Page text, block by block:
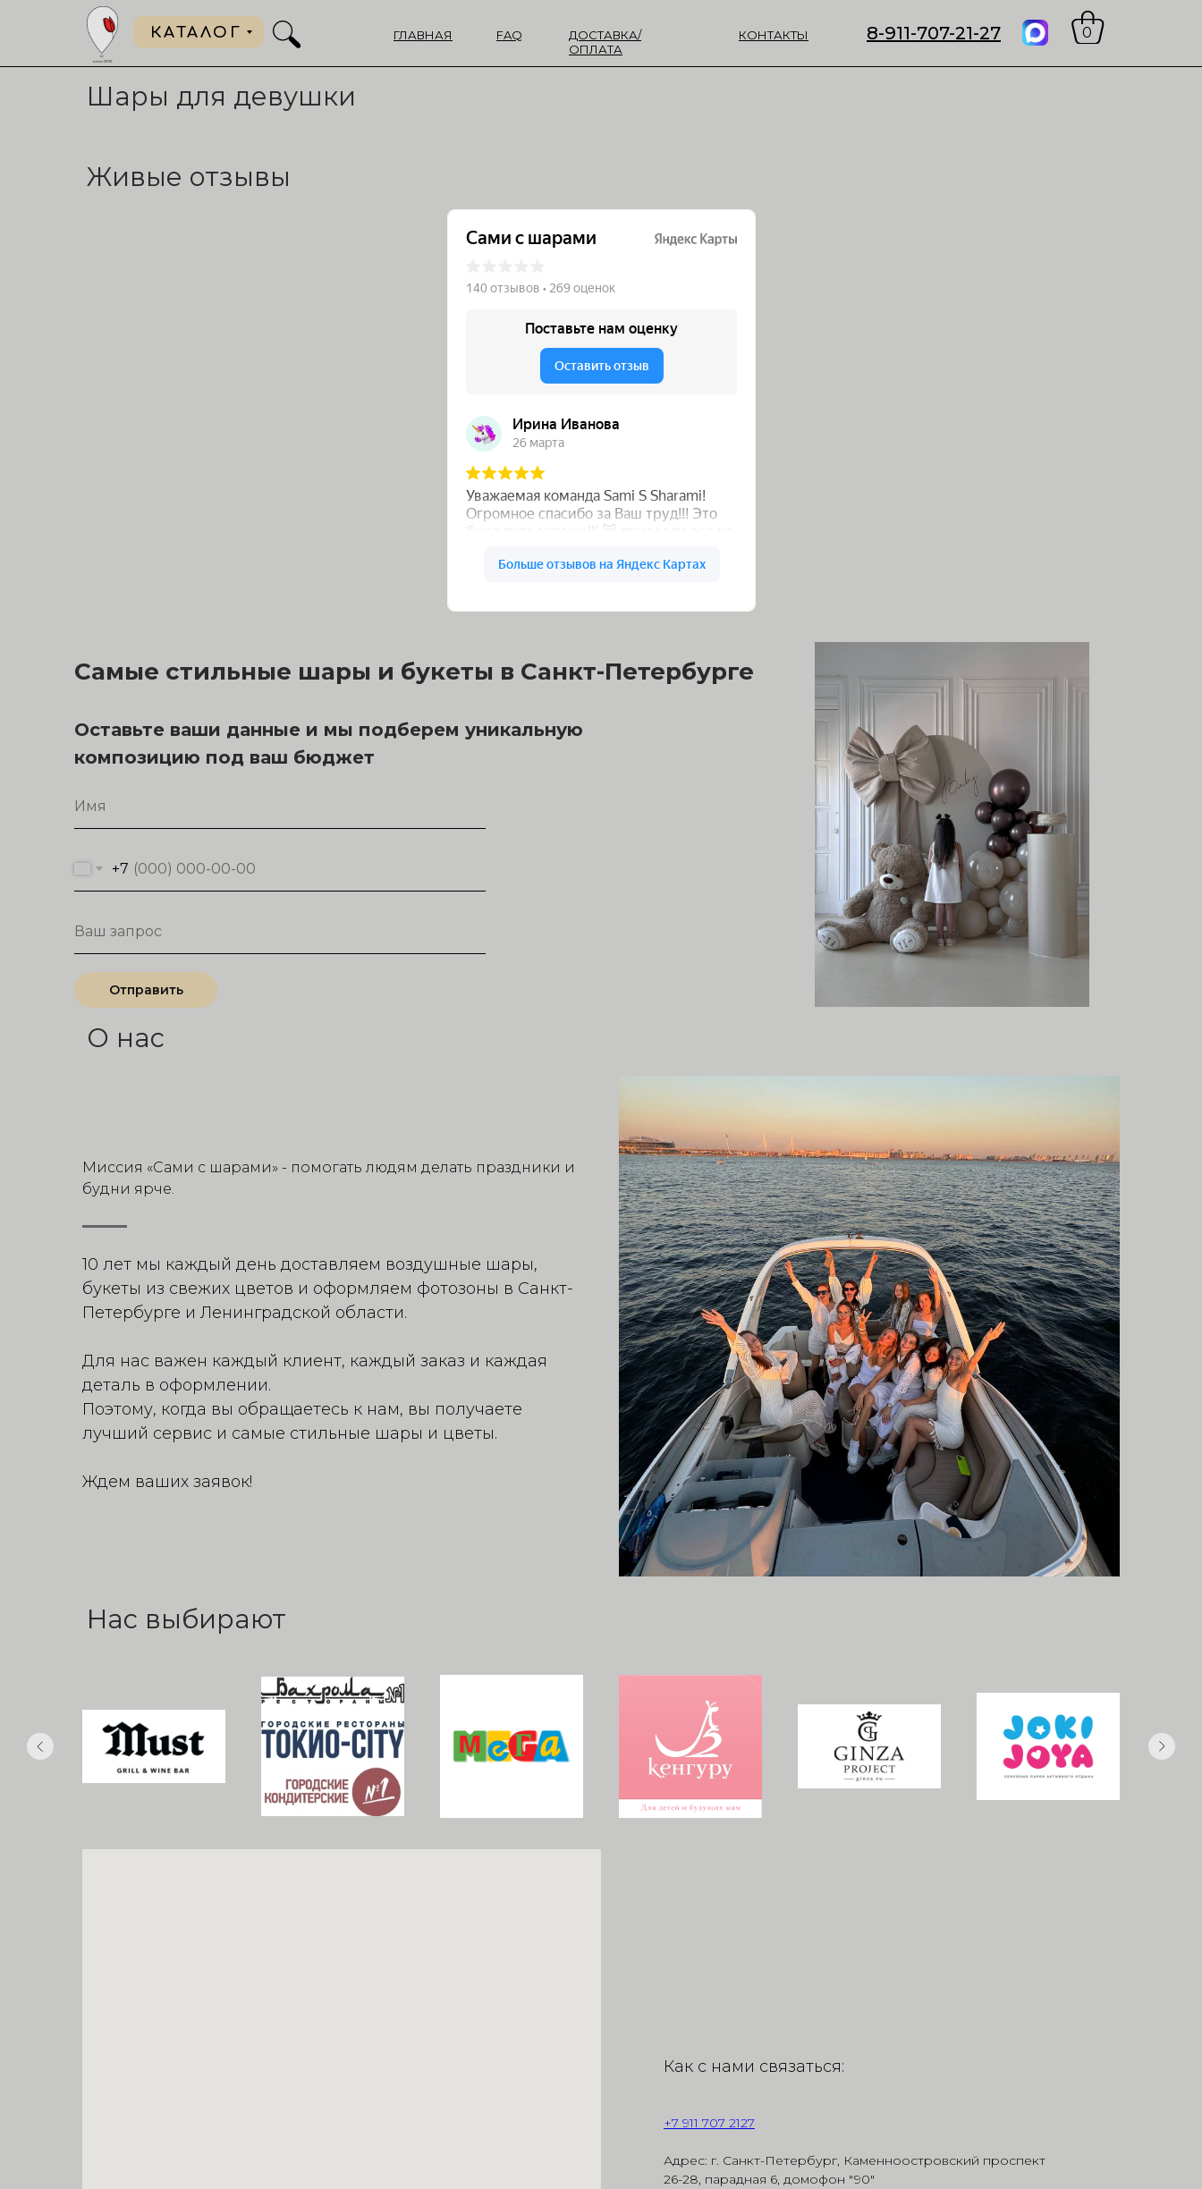
8-911-707-21-27
FAQ
ГЛАВНАЯ
ДОСТАВКА/
ОПЛАТА
КОНТАКТЫ
КАТАЛОГ 0
Шары для девушки
Живые отзывы
+7
Отправить
Самые стильные шары и букеты в Санкт-Петербурге
Оставьте ваши данные и мы подберем уникальную
композицию под ваш бюджет
О нас
Миссия «Сами с шарами» - помогать людям делать праздники и
будни ярче.
10 лет мы каждый день доставляем воздушные шары,
букеты из свежих цветов и оформляем фотозоны в Санкт-
Петербурге и Ленинградской области.
Для нас важен каждый клиент, каждый заказ и каждая
деталь в оформлении.
Поэтому, когда вы обращаетесь к нам, вы получаете
лучший сервис и самые стильные шары и цветы.
Ждем ваших заявок!
Нас выбирают
Как с нами связаться:
+7 911 707 2127
Адрес: г. Санкт-Петербург, Каменноостровский проспект
26-28, парадная 6, домофон "90"